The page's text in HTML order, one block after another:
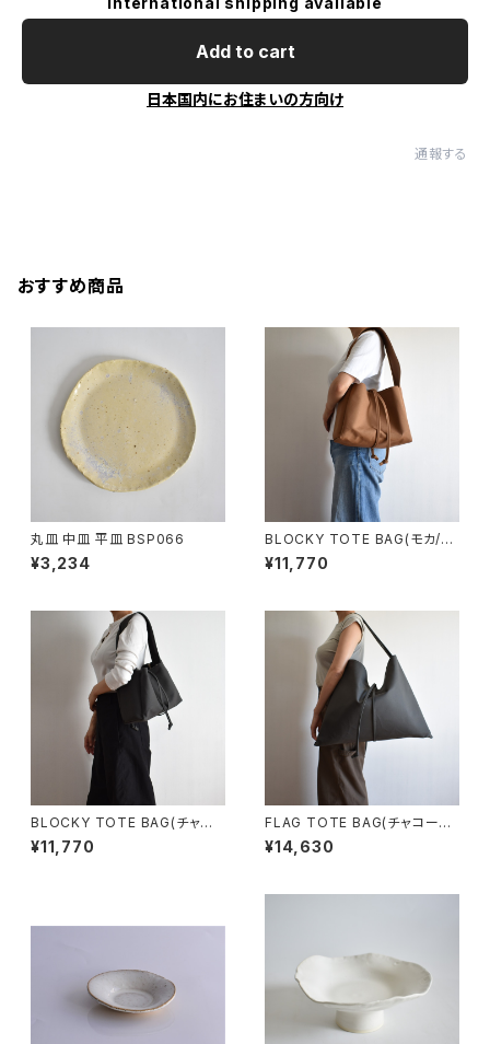
Add to cart
日本国内にお住まいの方向け
通報する
おすすめ商品
丸皿 中皿 平皿 BSP066
¥3,234
BLOCKY TOTE BAG(モカ/ブ
ラウン)
¥11,770
BLOCKY TOTE BAG(チャコ
ール/グレー)
¥11,770
FLAG TOTE BAG(チャコール/
グレー)
¥14,630